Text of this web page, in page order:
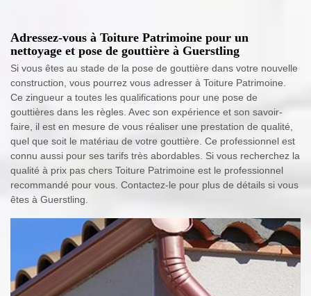
Adressez-vous à Toiture Patrimoine pour un
nettoyage et pose de gouttière à Guerstling
Si vous êtes au stade de la pose de gouttière dans votre nouvelle
construction, vous pourrez vous adresser à Toiture Patrimoine.
Ce zingueur a toutes les qualifications pour une pose de
gouttières dans les règles. Avec son expérience et son savoir-
faire, il est en mesure de vous réaliser une prestation de qualité,
quel que soit le matériau de votre gouttière. Ce professionnel est
connu aussi pour ses tarifs très abordables. Si vous recherchez la
qualité à prix pas chers Toiture Patrimoine est le professionnel
recommandé pour vous. Contactez-le pour plus de détails si vous
êtes à Guerstling.